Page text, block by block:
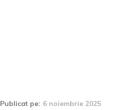
Publicat pe: 6 noiembrie 2025